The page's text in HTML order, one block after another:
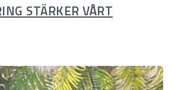
STÄRKER VÅRT